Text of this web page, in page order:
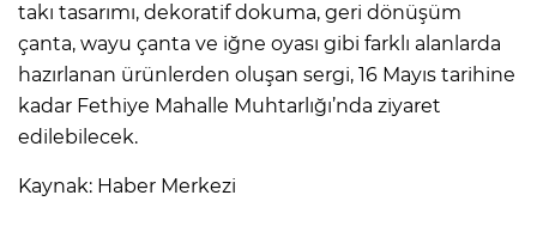
takı tasarımı, dekoratif dokuma, geri dönüşüm
çanta, wayu çanta ve iğne oyası gibi farklı alanlarda
hazırlanan ürünlerden oluşan sergi, 16 Mayıs tarihine
kadar Fethiye Mahalle Muhtarlığı’nda ziyaret
edilebilecek.
Kaynak: Haber Merkezi